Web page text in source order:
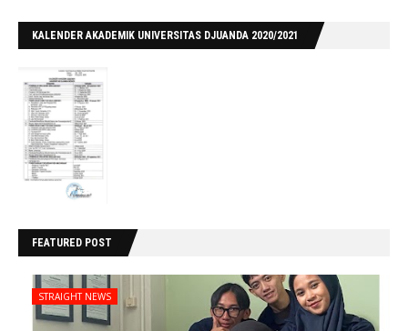
KALENDER AKADEMIK UNIVERSITAS DJUANDA 2020/2021
FEATURED POST
STRAIGHT NEWS